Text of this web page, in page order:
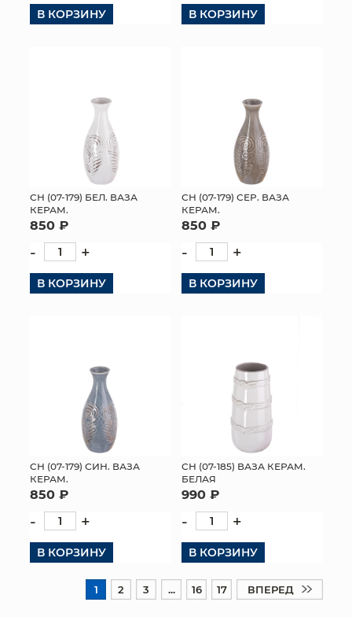
В КОРЗИНУ В КОРЗИНУ
СН (07-179) БЕЛ. ВАЗА
КЕРАМ.
850 ₽
- +
В КОРЗИНУ
СН (07-179) СЕР. ВАЗА
КЕРАМ.
850 ₽
- +
В КОРЗИНУ
СН (07-179) СИН. ВАЗА
КЕРАМ.
850 ₽
- +
В КОРЗИНУ
СН (07-185) ВАЗА КЕРАМ.
БЕЛАЯ
990 ₽
- +
В КОРЗИНУ
1 2 3 ... 16 17 ВПЕРЕД